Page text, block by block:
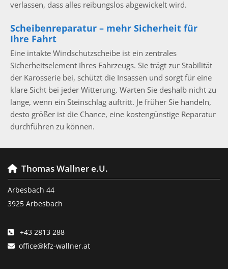
verlassen, dass alles reibungslos abgewickelt wird.
Scheibenreparatur – mehr Sicherheit für
Ihre Fahrt
Eine intakte Windschutzscheibe ist ein zentrales
Sicherheitselement Ihres Fahrzeugs. Sie trägt zur Stabilität
der Karosserie bei, schützt die Insassen und sorgt für eine
klare Sicht bei jeder Witterung. Warten Sie deshalb nicht zu
lange, wenn ein Steinschlag auftritt. Je früher Sie handeln,
desto größer ist die Chance, eine kostengünstige Reparatur
durchführen zu können.
 Thomas Wallner e.U.
Arbesbach 44
3925 Arbesbach
 +43 2813 288
 office@kfz-wallner.at